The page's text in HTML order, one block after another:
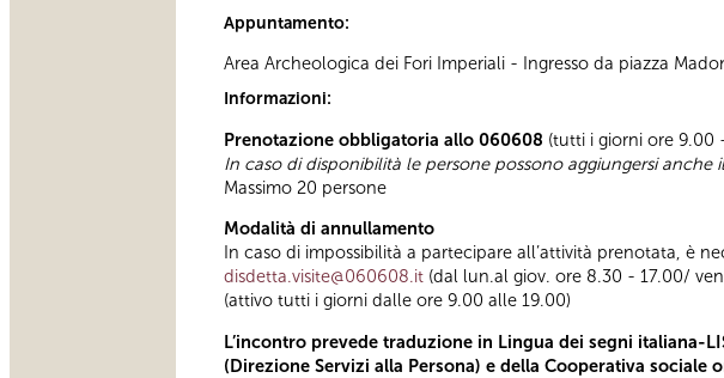
Appuntamento:
Area Archeologica dei Fori Imperiali - Ingresso da piazza
Informazioni:
Prenotazione obbligatoria allo 060608 (tutti i giorni ore 9.00
In caso di disponibilità le persone possono aggiungersi anche
Massimo 20 persone
Modalità di annullamento
In caso di impossibilità a partecipare all’attività prenotata, è
disdetta.visite@060608.it (dal lun.al giov. ore 8.30 - 17.00/
(attivo tutti i giorni dalle ore 9.00 alle 19.00)
L’incontro prevede traduzione in Lingua dei segni italiana-
(Direzione Servizi alla Persona) e della Cooperativa sociale